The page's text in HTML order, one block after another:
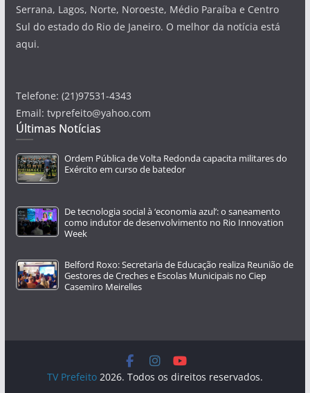
Serrana, Lagos, Norte, Noroeste, Médio Paraíba e Centro
Sul do estado do Rio de Janeiro. O melhor da notícia está
aqui.
Telefone: (21)97531-4343
Email: tvprefeito@yahoo.com
Últimas Notícias
Ordem Pública de Volta Redonda capacita militares do
Exército em curso de batedor
De tecnologia social à ‘economia azul’: o saneamento
como indutor de desenvolvimento no Rio Innovation
Week
Belford Roxo: Secretaria de Educação realiza Reunião de
Gestores de Creches e Escolas Municipais no Ciep
Casemiro Meirelles
TV Prefeito2026. Todos os direitos reservados.